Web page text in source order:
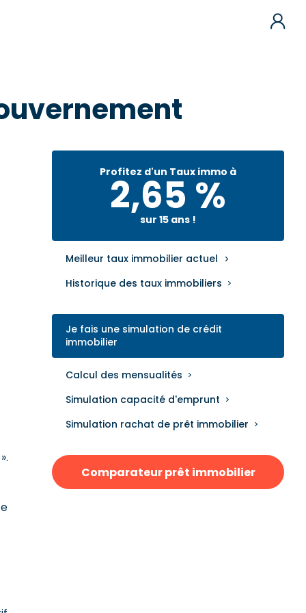
Profitez d'un Taux immo à
2,65 %
sur 15 ans !
Meilleur taux immobilier actuel
Historique des taux immobiliers
Je fais une simulation de crédit
immobilier
Calcul des mensualités
Simulation capacité d'emprunt
Simulation rachat de prêt immobilier
Comparateur prêt immobilier